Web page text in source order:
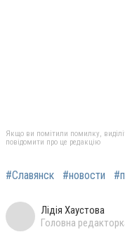
Якщо ви помітили помилку,
повідомити про це редакцію
#Славянск #новости
Лідія Хаустова
Головна